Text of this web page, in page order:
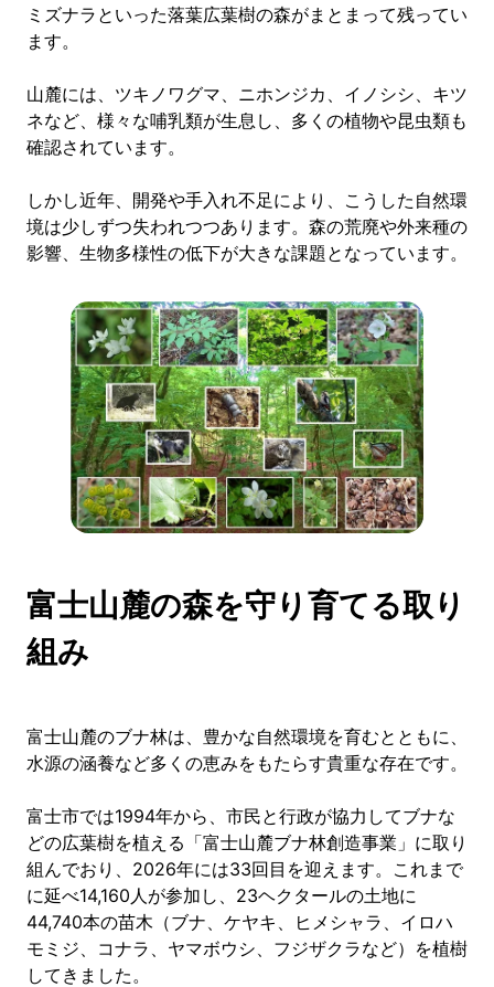
ミズナラといった落葉広葉樹の森がまとまって残ってい
ます。
山麓には、ツキノワグマ、ニホンジカ、イノシシ、キツ
ネなど、様々な哺乳類が生息し、多くの植物や昆虫類も
確認されています。
しかし近年、開発や手入れ不足により、こうした自然環
境は少しずつ失われつつあります。森の荒廃や外来種の
影響、生物多様性の低下が大きな課題となっています。
富士山麓の森を守り育てる取り
組み
富士山麓のブナ林は、豊かな自然環境を育むとともに、
水源の涵養など多くの恵みをもたらす貴重な存在です。
富士市では1994年から、市民と行政が協力してブナな
どの広葉樹を植える「富士山麓ブナ林創造事業」に取り
組んでおり、2026年には33回目を迎えます。これまで
に延べ14,160人が参加し、23ヘクタールの土地に
44,740本の苗木（ブナ、ケヤキ、ヒメシャラ、イロハ
モミジ、コナラ、ヤマボウシ、フジザクラなど）を植樹
してきました。